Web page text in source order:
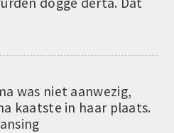
was niet aanwezig,
kaatste in haar plaats.